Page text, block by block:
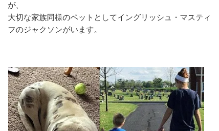
が、
大切な家族同様のペットとしてイングリッシュ・マスティ
フのジャクソンがいます。